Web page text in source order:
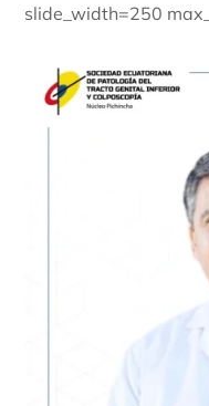
slide_width=250